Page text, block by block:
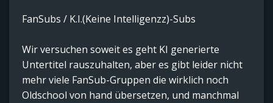
FanSubs / K.I.(Keine Intelligenzz)-Subs
Wir versuchen soweit es geht KI generierte
Untertitel rauszuhalten, aber es gibt leider nicht
mehr viele FanSub-Gruppen die wirklich noch
Oldschool von hand übersetzen, und manchmal